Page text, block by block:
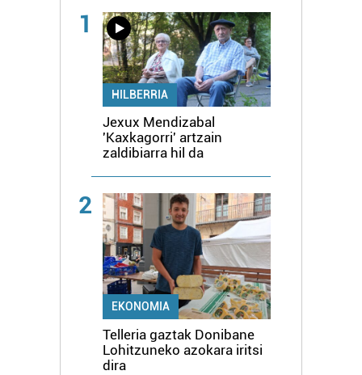
1
HILBERRIA
Jexux Mendizabal
'Kaxkagorri' artzain
zaldibiarra hil da
2
EKONOMIA
Telleria gaztak Donibane
Lohitzuneko azokara iritsi
dira